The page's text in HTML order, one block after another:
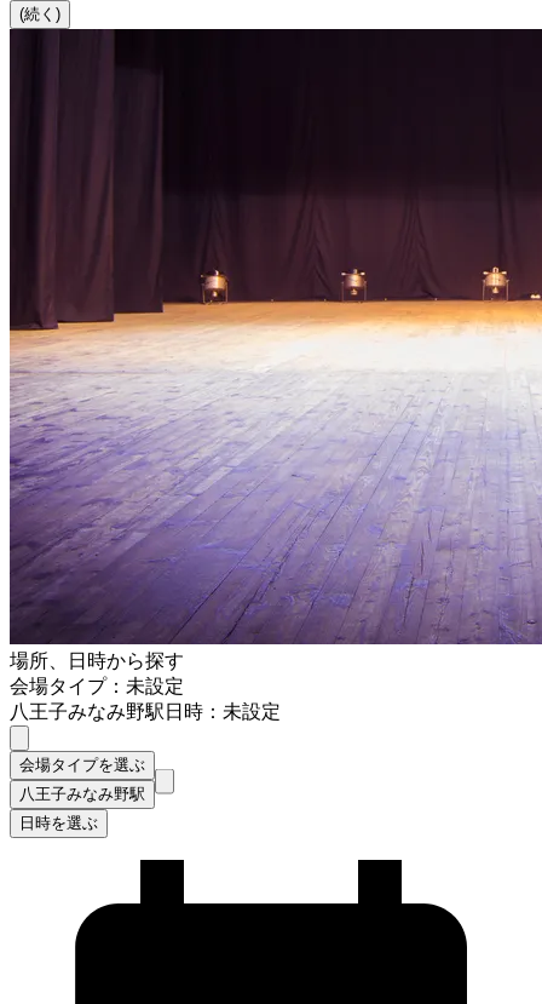
(続く)
場所、日時から探す
会場タイプ：未設定
八王子みなみ野駅日時：未設定
会場タイプを選ぶ
八王子みなみ野駅
日時を選ぶ